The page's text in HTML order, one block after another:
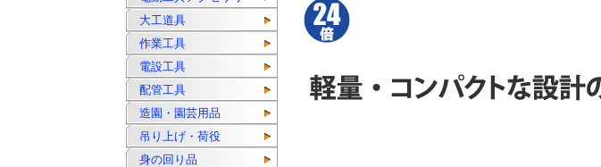
大工道具
作業工具
電設工具
配管工具
造園・園芸用品
吊り上げ・荷役
身の回り品